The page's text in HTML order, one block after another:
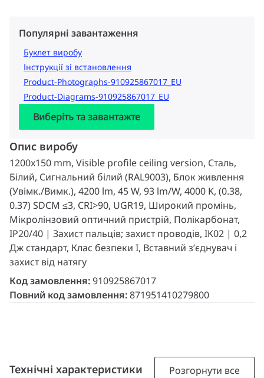
Популярні завантаження
Буклет виробу
Інструкції зі встановлення
Product-Photographs-910925867017_EU
Product-Diagrams-910925867017_EU
Виберіть та завантажте
Опис виробу
1200x150 mm, Visible profile ceiling version, Сталь,
Білий, Сигнальний білий (RAL9003), Блок живлення
(Увімк./Вимк.), 4200 lm, 45 W, 93 lm/W, 4000 K, (0.38,
0.37) SDCM ≤3, CRI>90, UGR19, Широкий промінь,
Мікролінзовий оптичний пристрій, Полікарбонат,
IP20/40 | Захист пальців; захист проводів, IK02 | 0,2
Дж стандарт, Клас безпеки I, Вставний з’єднувач і
захист від натягу
Код замовлення:910925867017
Повний код замовлення:871951410279800
Технічні характеристики Розгорнути все